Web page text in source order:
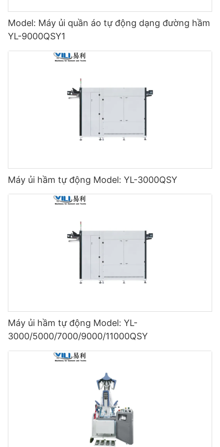
Model: Máy ủi quần áo tự động dạng đường hầm
YL-9000QSY1
Máy ủi hầm tự động Model: YL-3000QSY
Máy ủi hầm tự động Model: YL-
3000/5000/7000/9000/11000QSY